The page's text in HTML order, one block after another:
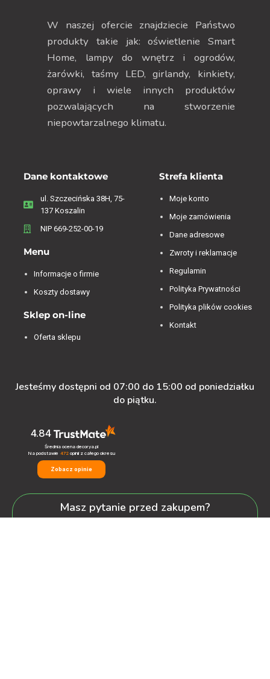
W naszej ofercie znajdziecie Państwo
produkty takie jak: oświetlenie Smart
Home, lampy do wnętrz i ogrodów,
żarówki, taśmy LED, girlandy, kinkiety,
oprawy i wiele innych produktów
pozwalających na stworzenie
niepowtarzalnego klimatu.
Dane kontaktowe
ul. Szczecińska 38H, 75-
137 Koszalin
NIP 669-252-00-19
Menu
Informacje o firmie
Koszty dostawy
Sklep on-line
Oferta sklepu
Strefa klienta
Moje konto
Moje zamówienia
Dane adresowe
Zwroty i reklamacje
Regulamin
Polityka Prywatności
Polityka plików cookies
Kontakt
Jesteśmy dostępni od 07:00 do 15:00 od poniedziałku
do piątku.
4.84
Średnia ocena decorya.pl
Na podstawie 472opinii z całego okresu
Zobacz opinie
Masz pytanie przed zakupem?